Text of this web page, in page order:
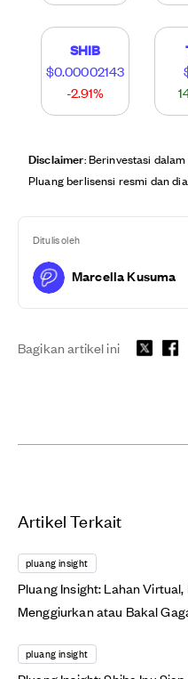
SHIB
$0.00002143
-2.91%
Disclaimer: Berinvestasi
Pluang berlisensi resmi dan
Ditulis oleh
Marcella Kusuma
Bagikan artikel ini
Artikel Terkait
pluang insight
Pluang Insight: Lahan Virtual,
Menggiurkan atau Bakal
pluang insight